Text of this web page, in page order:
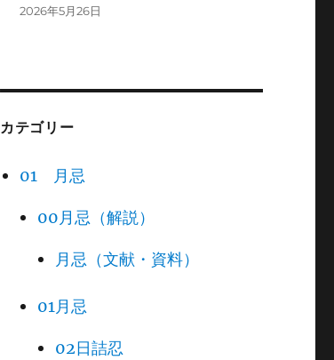
2026年5月26日
カテゴリー
01 月忌
00月忌（解説）
月忌（文献・資料）
01月忌
02日詰忍